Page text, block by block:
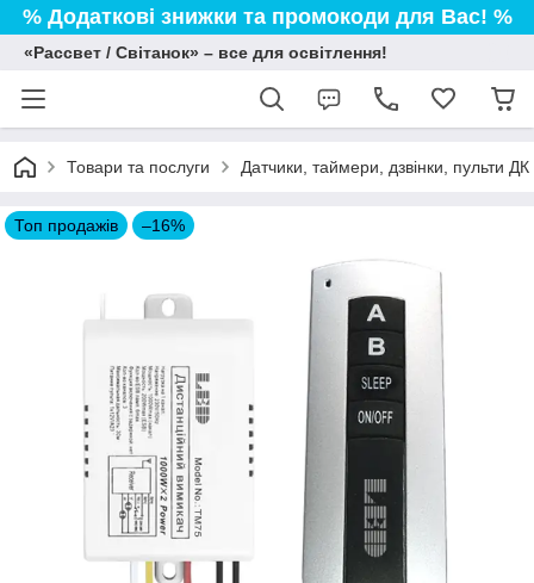
% Додаткові знижки та промокоди для Вас! %
«Рассвет / Світанок» – все для освітлення!
Товари та послуги Датчики, таймери, дзвінки, пульти ДК
Топ продажів –16%